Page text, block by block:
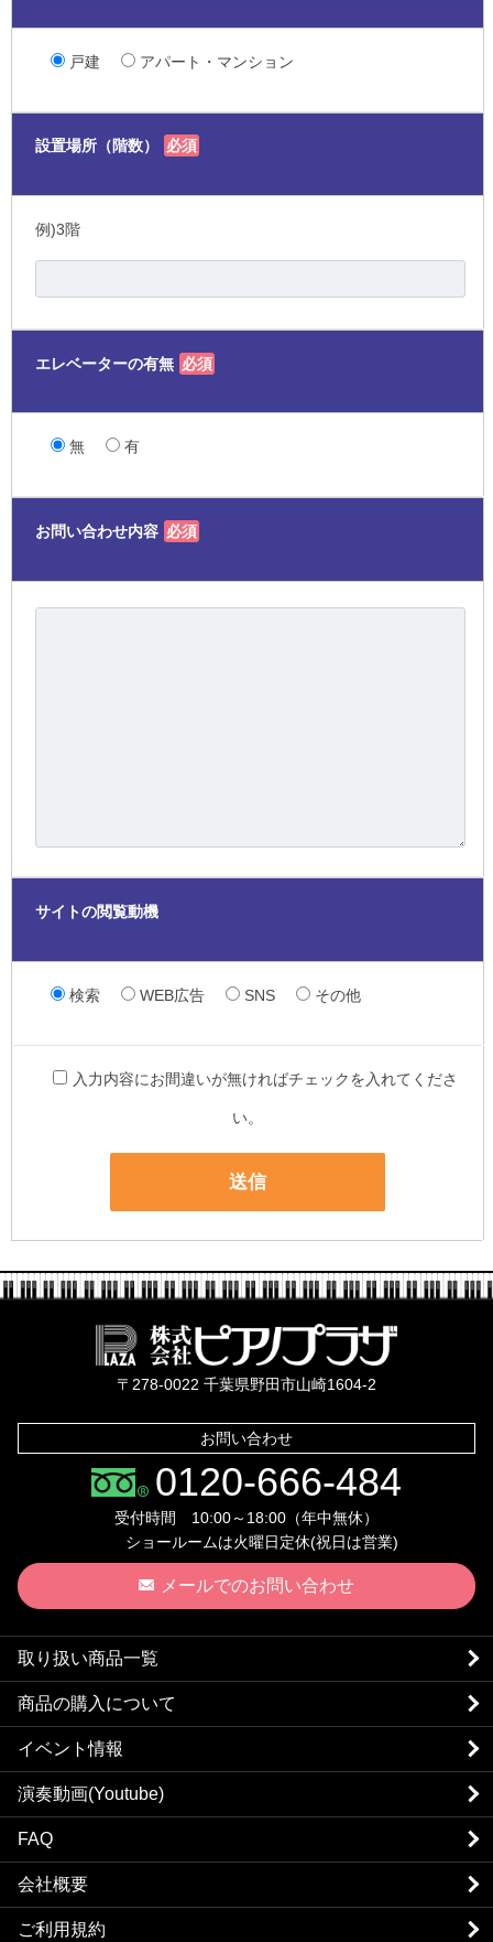
戸建 アパート・マンション
設置場所（階数） 必須
例)3階
エレベーターの有無 必須
無 有
お問い合わせ内容 必須
サイトの閲覧動機
検索 WEB広告 SNS その他
入力内容にお間違いが無ければチェックを入れてくださ
い。
〒278-0022 千葉県野田市山崎1604-2
お問い合わせ
0120-666-484
受付時間 10:00～18:00（年中無休）
ショールームは火曜日定休(祝日は営業)
メールでのお問い合わせ
取り扱い商品一覧
商品の購入について
イベント情報
演奏動画(Youtube)
FAQ
会社概要
ご利用規約